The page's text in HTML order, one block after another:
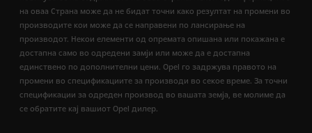
на оваа Страна може да не бидат точни како резултат на промени во
производите кои може да се направени по лансирање на
производот. Некои елементи од опремата опишана или покажана е
достапна само во одредени замји или може да е достапна
единствено по дополнителни цени. Opel го задржува правото на
промени во спецификациите за производи во секое време. За точни
спецификации за одреден производ во вашата земја, ве молиме да
се обратите кај вашиот Opel дилер.